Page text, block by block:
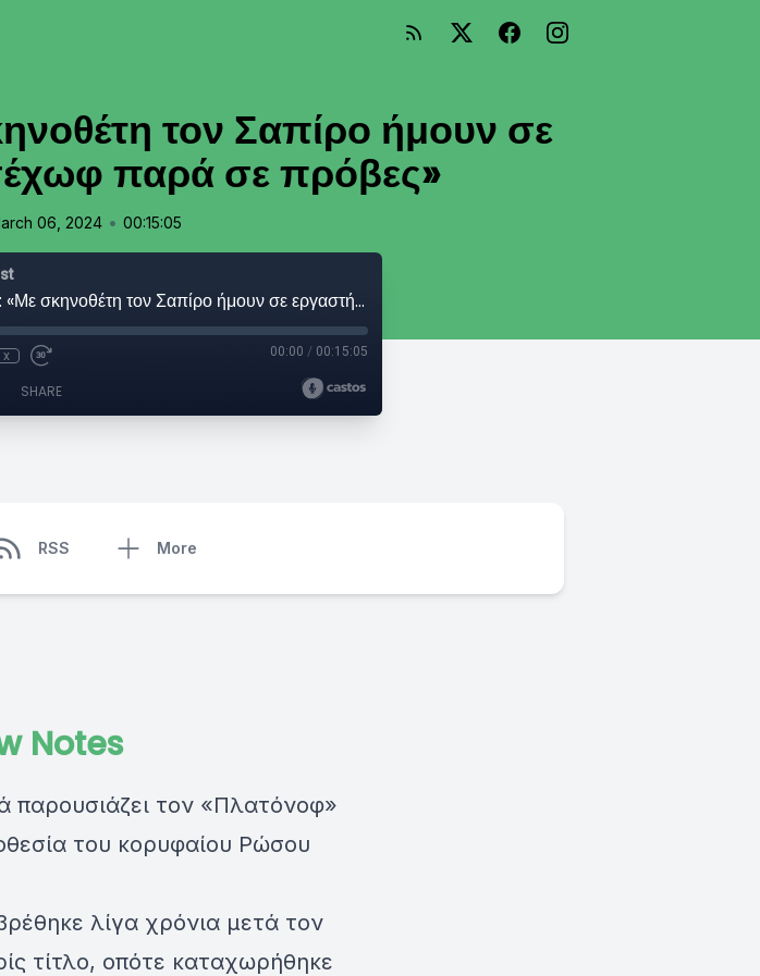
τον Σαπίρο ήμουν σε
παρά σε πρόβες»
06, 2024 • 00:15:05
Παναγιώτα Βλαντή: «Με σκηνοθέτη τον Σαπίρο ήμουν σε εργαστήρι για τον Τσέχωφ παρά σε πρόβες»
00:00 / 00:15:05
SHARE
RSS More
Notes
παρουσιάζει τον «Πλατόνοφ»
του κορυφαίου Ρώσου
λίγα χρόνια μετά τον
τίτλο, οπότε καταχωρήθηκε